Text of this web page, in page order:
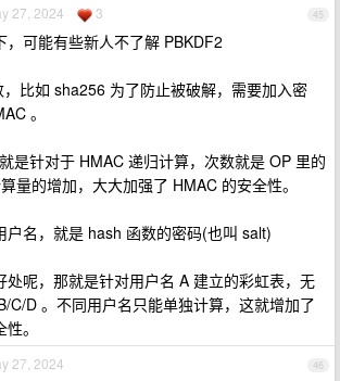
45
27, 2024 3
，可能有些新人不了解 PBKDF2
比如 sha256 为了防止被破解，需要加入密
。
是针对于 HMAC 递归计算，次数就是 OP 里的
量的增加，大大加强了 HMAC 的安全性。
户名，就是 hash 函数的密码(也叫 salt)
处呢，那就是针对用户名 A 建立的彩虹表，无
C/D 。不同用户名只能单独计算，这就增加了
。
46
27, 2024